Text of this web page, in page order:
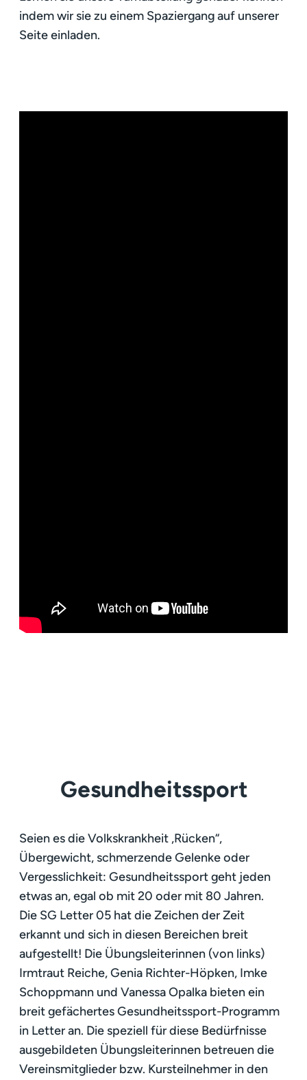
indem wir sie zu einem Spaziergang auf unserer
Seite einladen.
Gesundheitssport
Seien es die Volkskrankheit „Rücken“,
Übergewicht, schmerzende Gelenke oder
Vergesslichkeit: Gesundheitssport geht jeden
etwas an, egal ob mit 20 oder mit 80 Jahren.
Die SG Letter 05 hat die Zeichen der Zeit
erkannt und sich in diesen Bereichen breit
aufgestellt! Die Übungsleiterinnen (von links)
Irmtraut Reiche, Genia Richter-Höpken, Imke
Schoppmann und Vanessa Opalka bieten ein
breit gefächertes Gesundheitssport-Programm
in Letter an. Die speziell für diese Bedürfnisse
ausgebildeten Übungsleiterinnen betreuen die
Vereinsmitglieder bzw. Kursteilnehmer in den